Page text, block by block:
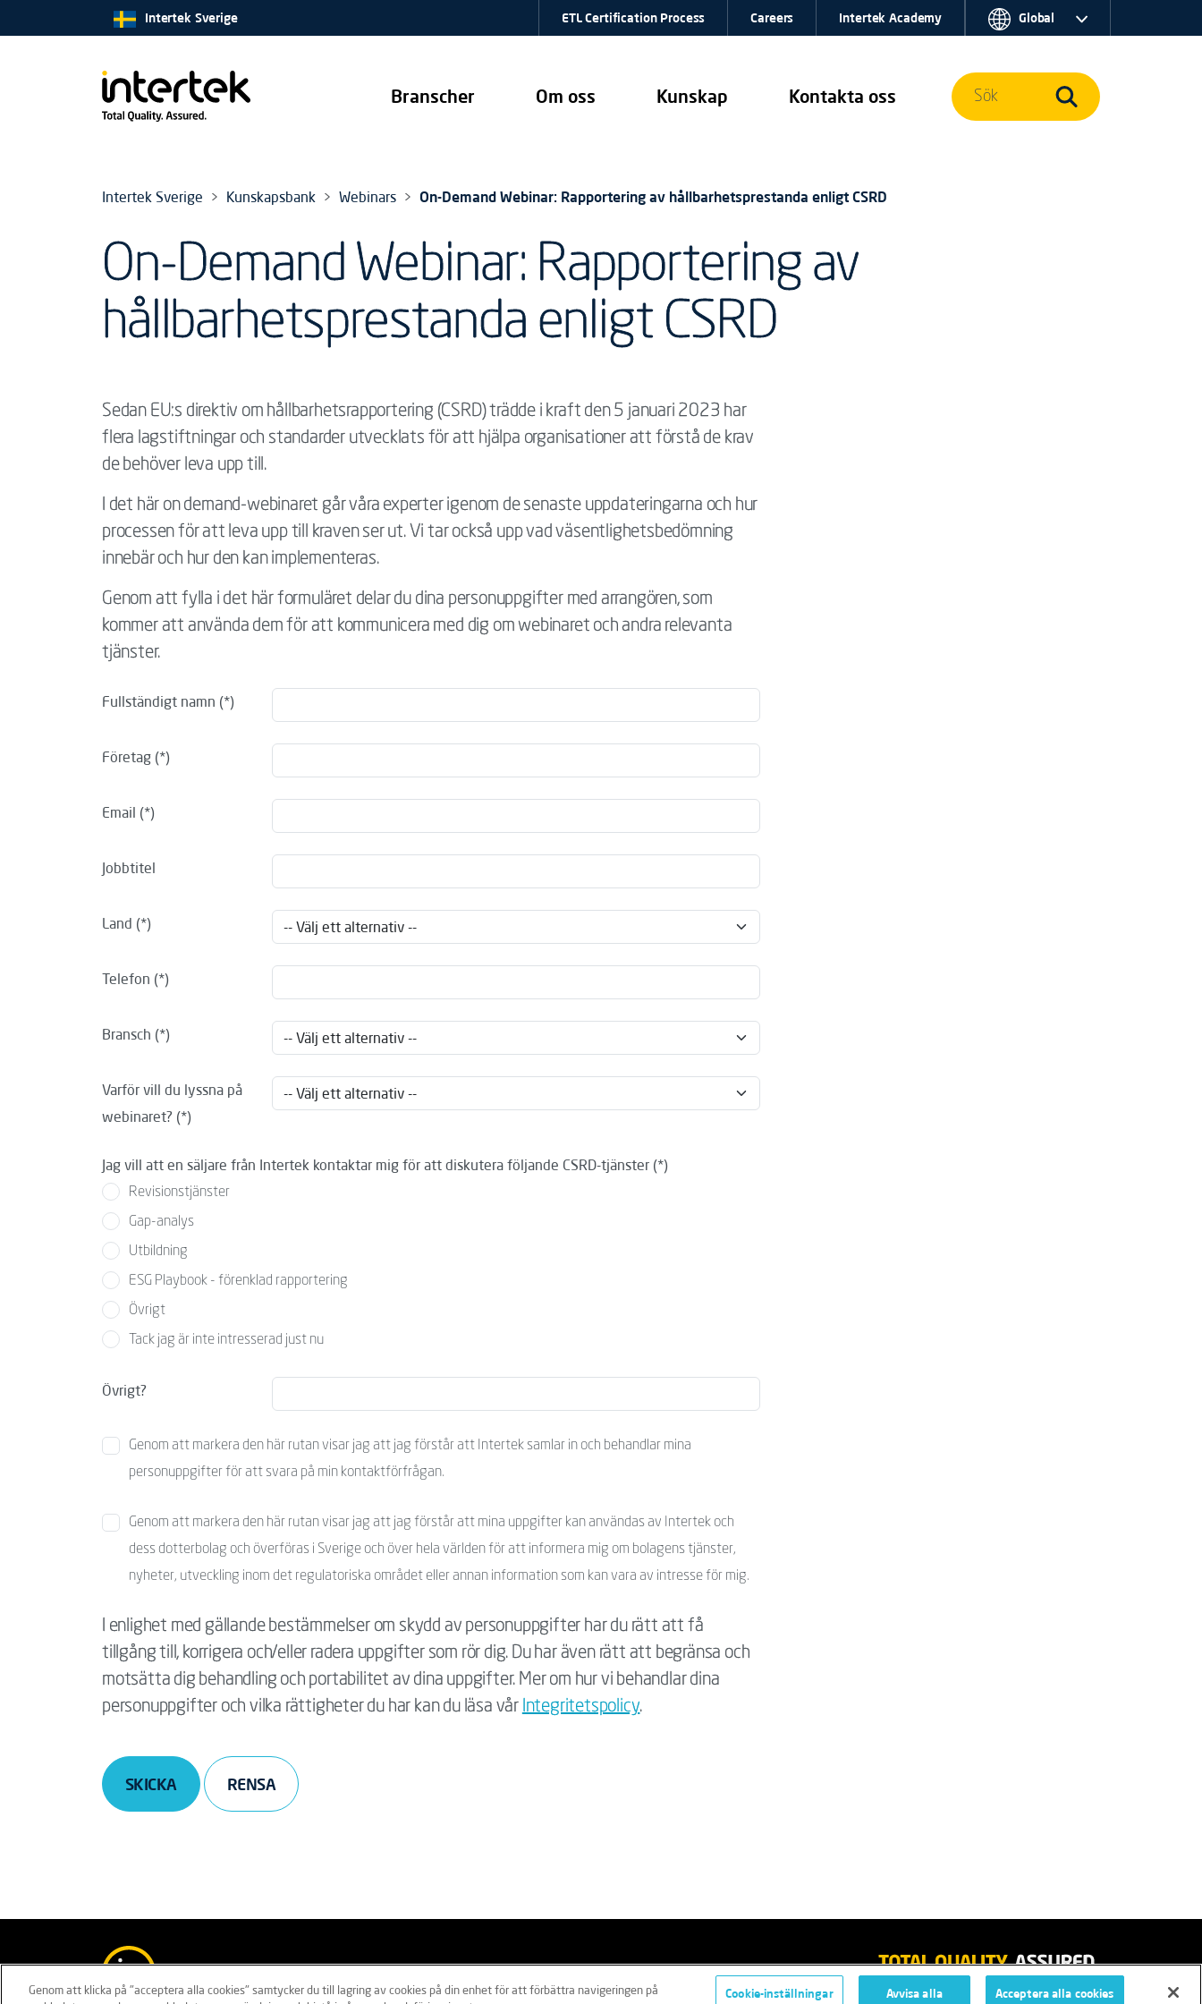
Branscher Om oss Kunskap Kontakta oss
Intertek Sverige ETL Certification Process Careers Intertek Academy Global
Sök
Intertek Sverige Kunskapsbank Webinars On-Demand Webinar: Rapportering av hållbarhetsprestanda enligt CSRD
On-Demand Webinar: Rapportering av
hållbarhetsprestanda enligt CSRD
Sedan EU:s direktiv om hållbarhetsrapportering (CSRD) trädde i kraft den 5 januari 2023 har
flera lagstiftningar och standarder utvecklats för att hjälpa organisationer att förstå de krav
de behöver leva upp till.
I det här on demand-webinaret går våra experter igenom de senaste uppdateringarna och hur
processen för att leva upp till kraven ser ut. Vi tar också upp vad väsentlighetsbedömning
innebär och hur den kan implementeras.
Genom att fylla i det här formuläret delar du dina personuppgifter med arrangören, som
kommer att använda dem för att kommunicera med dig om webinaret och andra relevanta
tjänster.
Fullständigt namn
Företag
Email
Jobbtitel
Land
Telefon
Bransch
Varför vill du lyssna på
webinaret?
Jag vill att en säljare från Intertek kontaktar mig för att diskutera följande CSRD-tjänster
Revisionstjänster
Gap-analys
Utbildning
ESG Playbook - förenklad rapportering
Övrigt
Tack jag är inte intresserad just nu
Övrigt?
Genom att markera den här rutan visar jag att jag förstår att Intertek samlar in och behandlar mina
personuppgifter för att svara på min kontaktförfrågan.
Genom att markera den här rutan visar jag att jag förstår att mina uppgifter kan användas av Intertek och
dess dotterbolag och överföras i Sverige och över hela världen för att informera mig om bolagens tjänster,
nyheter, utveckling inom det regulatoriska området eller annan information som kan vara av intresse för mig.
I enlighet med gällande bestämmelser om skydd av personuppgifter har du rätt att få
tillgång till, korrigera och/eller radera uppgifter som rör dig. Du har även rätt att begränsa och
motsätta dig behandling och portabilitet av dina uppgifter. Mer om hur vi behandlar dina
personuppgifter och vilka rättigheter du har kan du läsa vår Integritetspolicy.
SKICKA
Genom att klicka på "acceptera alla cookies" samtycker du till lagring av cookies på din enhet för att förbättra navigeringen på
Cookie-inställningar Avvisa alla Acceptera alla cookies